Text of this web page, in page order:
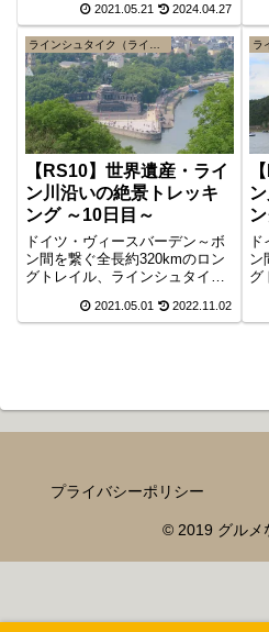
ワインで栄えた町・ロイテスド
ルフから古代コーマ帝国が整備
した国境防衛線の端にあたるラ
インブロールまでの約15kmで
す。
2021.05.21 2024.04.27
イ
ラ
フ
ー
【RS10】世界遺産・ライ
ン川沿いの絶景トレッキ
ング ～10日目～
ドイツ・ヴィースバーデン～ボ
ン間を繋ぐ全長約320kmのロン
グトレイル、ラインシュタイク
ツの要塞から有名巡礼地シェー
ンスタットを通って、神聖ロー
2021.05.01 2022.11.02
ン
グ
し
プライバシーポリシー
© 2019 グルメ